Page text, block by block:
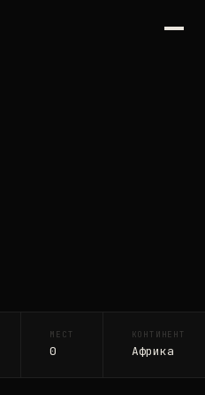
МЕСТ
0
КОНТИНЕНТ
Африка